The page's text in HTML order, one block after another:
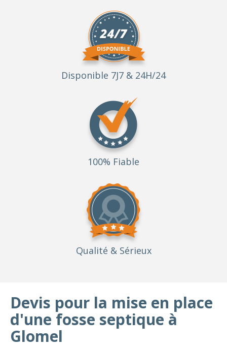
Disponible 7J7 & 24H/24
100% Fiable
Qualité & Sérieux
Devis pour la mise en place
d'une fosse septique à
Glomel